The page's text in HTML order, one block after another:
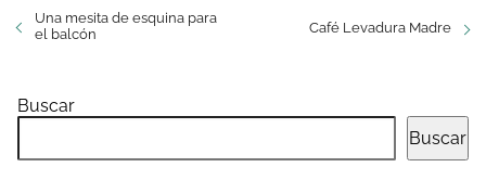
Una mesita de esquina para
el balcón
Café Levadura Madre
Buscar
Buscar